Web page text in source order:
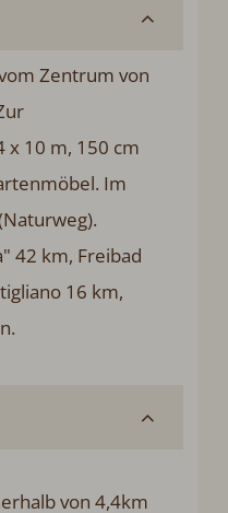
Zentrum von
x 10 m, 150 cm
Im
42 km, Freibad
16 km,
von 4,4km